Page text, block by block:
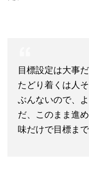
目標設定は大事
たどり着くは人
ぶんないので、
だ、このまま進
味だけで目標ま